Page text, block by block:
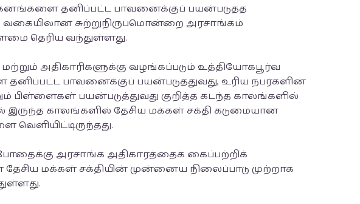
தனிப்பட்ட பாவனைக்குப் பயன்படுத்த
வகையிலான சுற்றுநிருபமொன்றை அரசாங்கம்
தெரிய வந்துள்ளது.
அதிகாரிகளுக்கு வழங்கப்படும் உத்தியோகபூர்வ
பாவனைக்குப் பயன்படுத்துவது, உரிய நபர்களின்
பிள்ளைகள் பயன்படுத்துவது குறித்த கடந்த காலங்களில்
இருந்த காலங்களில் தேசிய மக்கள் சக்தி கடுமையான
அரசாங்க அதிகாரத்தைக் கைப்பற்றிக்
மக்கள் சக்தியின் முன்னைய நிலைப்பாடு முற்றாக